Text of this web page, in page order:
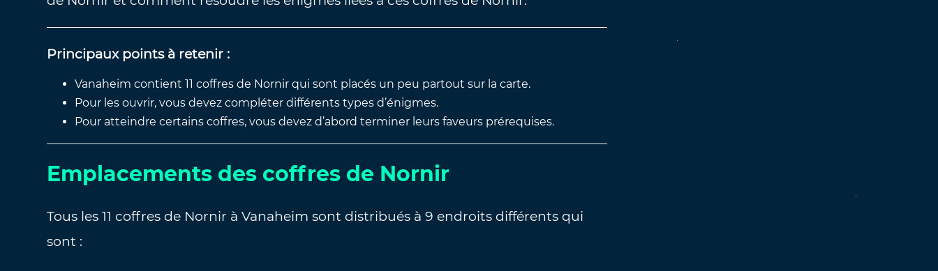
Principaux points à retenir :
Vanaheim contient 11 coffres de Nornir qui sont placés un peu partout sur la carte.
Pour les ouvrir, vous devez compléter différents types d’énigmes.
Pour atteindre certains coffres, vous devez d’abord terminer leurs faveurs prérequises.
Emplacements des coffres de Nornir
Tous les 11 coffres de Nornir à Vanaheim sont distribués à 9 endroits différents qui
sont :